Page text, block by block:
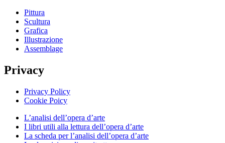
Pittura
Scultura
Grafica
Illustrazione
Assemblage
Privacy
Privacy Policy
Cookie Poicy
L’analisi dell’opera d’arte
I libri utili alla lettura dell’opera d’arte
La scheda per l’analisi dell’opera d’arte